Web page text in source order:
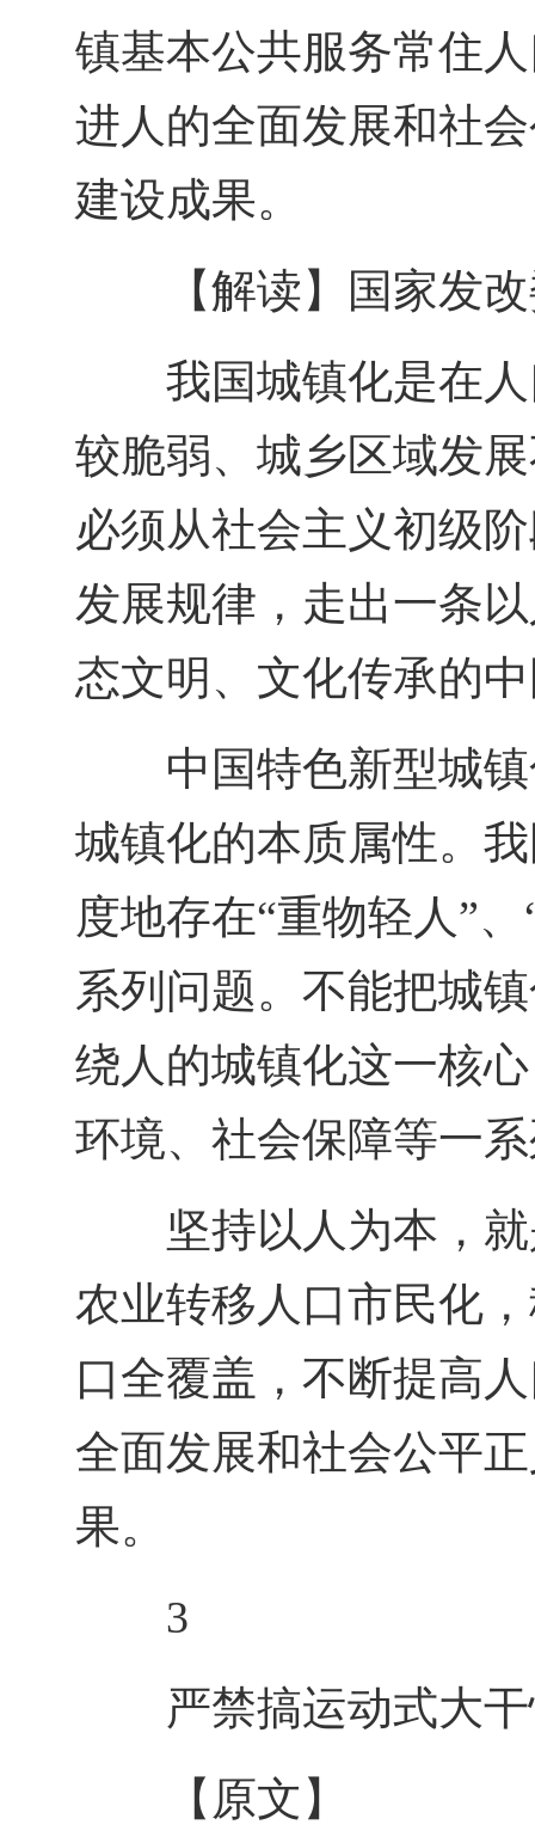
镇基本公共服务常住
进人的全面发展和社
建设成果。
【解读】国家发
我国城镇化是在
较脆弱、城乡区域发
必须从社会主义初级
发展规律，走出一条
态文明、文化传承的
中国特色新型城
城镇化的本质属性。
度地存在“重物轻人”
系列问题。不能把城
绕人的城镇化这一核
环境、社会保障等一
坚持以人为本，
农业转移人口市民化
口全覆盖，不断提高
全面发展和社会公平
果。
3
严禁搞运动式大
【原文】